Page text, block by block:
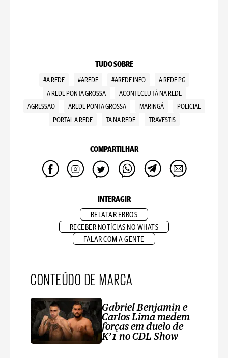
TUDO SOBRE
#A REDE #AREDE #AREDE INFO
A REDE PG
A REDE PONTA GROSSA
ACONTECEU TÁ NA REDE
AGRESSAO
AREDE PONTA GROSSA MARINGÁ
POLICIAL
PORTAL A REDE
TA NA REDE TRAVESTIS
COMPARTILHAR
INTERAGIR
RELATAR ERROS
RECEBER NOTÍCIAS NO WHATS
FALAR COM A GENTE
CONTEÚDO DE MARCA
Gabriel Benjamin e
Carlos Lima medem
forças em duelo de
K’1 no CDL Show